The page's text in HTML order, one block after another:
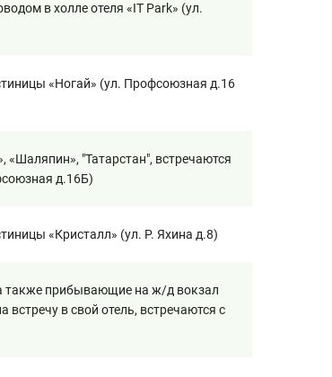
в холле отеля «IT Park» (ул.
«Ногай» (ул. Профсоюзная д.16
"Татарстан", встречаются
д.16Б)
«Кристалл» (ул. Р. Яхина д.8)
также прибывающие на ж/д вокзал
в свой отель, встречаются с